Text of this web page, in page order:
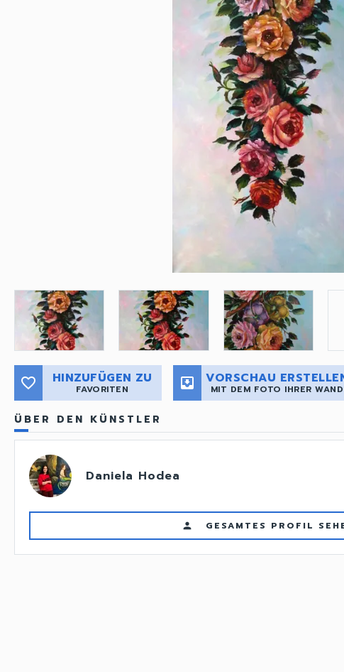
favorite_border HINZUFÜGEN ZU
FAVORITEN move_to_inbox VORSCHAU
MIT DEM FOTO IHRER WAND
ÜBER DEN KÜNSTLER
Daniela Hodea
person GESAMTES PROFIL